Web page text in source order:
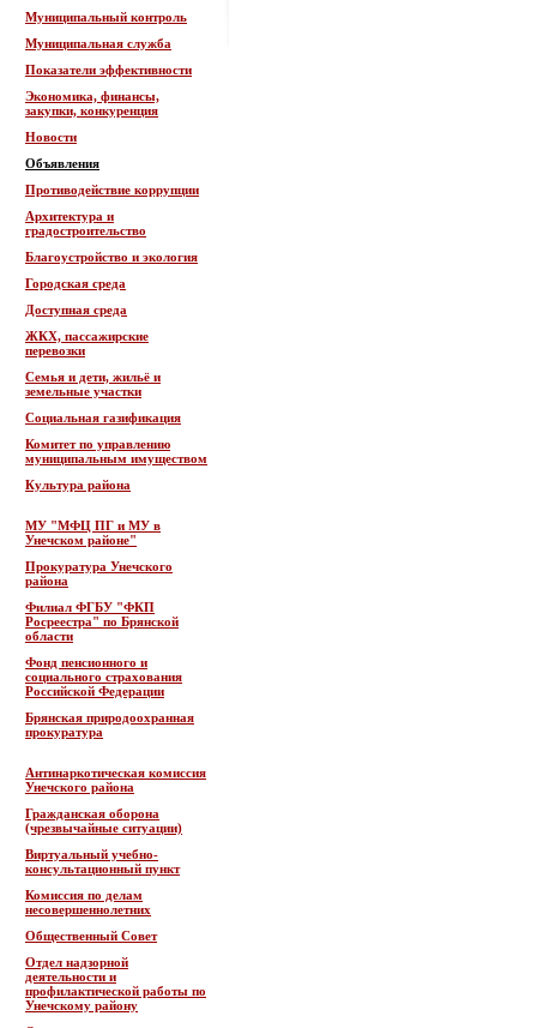
Муниципальный контроль
Муниципальная служба
Показатели эффективности
Экономика, финансы,
закупки, конкуренция
Новости
Объявления
Противодействие коррупции
Архитектура и
градостроительство
Благоустройство и экология
Городская среда
Доступная среда
ЖКХ, пассажирские
перевозки
Семья и дети, жильё и
земельные участки
Социальная газификация
Комитет по управлению
муниципальным имуществом
Культура района
МУ "МФЦ ПГ и МУ в
Унечском районе"
Прокуратура Унечского
района
Филиал ФГБУ "ФКП
Росреестра" по Брянской
области
Фонд пенсионного и
социального страхования
Российской Федерации
Брянская природоохранная
прокуратура
Антинаркотическая комиссия
Унечского района
Гражданская оборона
(чрезвычайные ситуации)
Виртуальный учебно-
консультационный пункт
Комиссия по делам
несовершеннолетних
Общественный Совет
Отдел надзорной
деятельности и
профилактической работы по
Унечскому району